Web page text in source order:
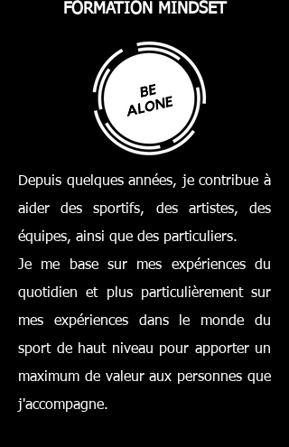
FORMATION MINDSET
Depuis quelques années, je contribue à
aider des sportifs, des artistes, des
équipes, ainsi que des particuliers.
Je me base sur mes expériences du
quotidien et plus particulièrement sur
mes expériences dans le monde du
sport de haut niveau pour apporter un
maximum de valeur aux personnes que
j'accompagne.